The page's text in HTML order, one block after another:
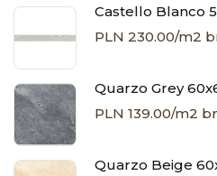
Castello Blanco
PLN 230.00/m2
Quarzo Grey
PLN 139.00/m2
Quarzo Beige